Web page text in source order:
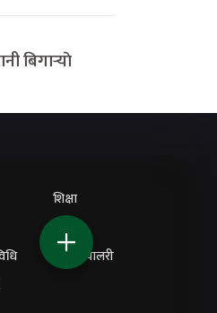
बिगार्‍याे
शिक्षा
विचार
फोटो ग्यालरी